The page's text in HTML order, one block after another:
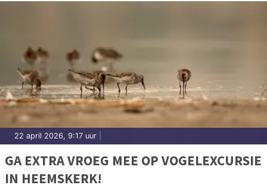
22 april 2026, 9:17 uur
GA EXTRA VROEG MEE OP VOGELEXCURSIE
IN HEEMSKERK!